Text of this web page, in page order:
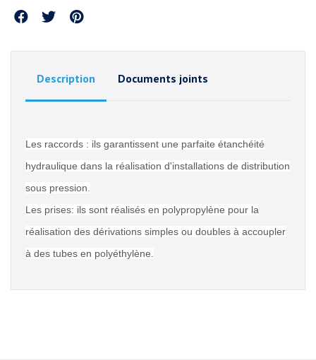
Partager
Description Documents joints
Les raccords : ils garantissent une parfaite étanchéité
hydraulique dans la réalisation d'installations de distribution
sous pression.
Les prises: ils sont réalisés en polypropylène pour la
réalisation des dérivations simples ou doubles à accoupler
à des tubes en polyéthylène.